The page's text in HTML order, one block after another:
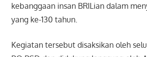
kebanggaan insan BRILian dalam
yang ke-130 tahun.
Kegiatan tersebut disaksikan oleh